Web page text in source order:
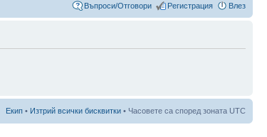
Въпроси/Отговори Регистрация Влез
Екип • Изтрий всички бисквитки • Часовете са според зоната UTC